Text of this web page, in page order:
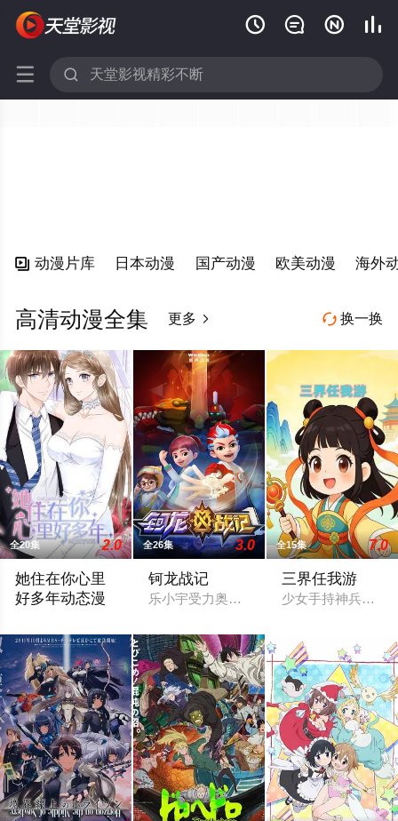
   
 
 动漫片库 日本动漫 国产动漫 欧美动漫 海外
 换一换
高清动漫全集 更多 
全20集 2.0
她住在你心里
好多年动态漫
全26集 3.0
钶龙战记
乐小宇受力奥和剑齿虎的委托，需要穿越
全15集 7.0
三界任我游
少女手持神兵，于